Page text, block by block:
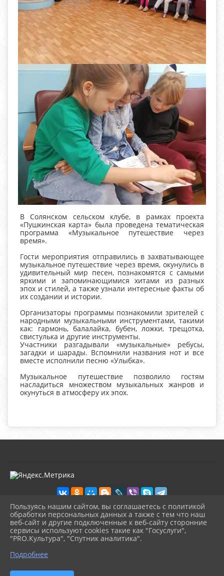
В Солянском сельском клубе, в рамках проекта
«Пушкинская карта» была проведена тематическая
программа «Музыкальное путешествие через
время».
Гости мероприятия отправились в захватывающее
музыкальное путешествие через время, окунулись в
удивительный мир песен, познакомятся с самыми
яркими и запоминающимися хитами из разных
эпох и стилей, а также узнали интересные факты об
их создании и истории.
Организаторы программы познакомили зрителей с
народными музыкальными инструментами, такими
как: гармонь, балалайка, бубен, ложки, трещотка,
свистулька и другие инструменты.
Участники разгадывали «музыкальные» ребусы,
загадки и шарады. Вспомнили названия нот и все
вместе исполнили песню «Улыбка».
Музыкальное путешествие позволило гостям
насладиться множеством музыкальных жанров и
окунуться в атмосферу их эпох.
2026 г. kultura-uvat.ru
Вход
Карта сайта
Политика обработки персональных данных
Сделано на KubCMS
Пользуясь нашим сайтом, вы соглашаетесь с политикой
обработки персональных данных а также с тем что наш
веб-сайт и другие подключенные к веб-сайту сторонние
сервисы используют cookies такие как "Госуслуги",
"PRO.Культура", "Спутник аналитика".
Подробнее